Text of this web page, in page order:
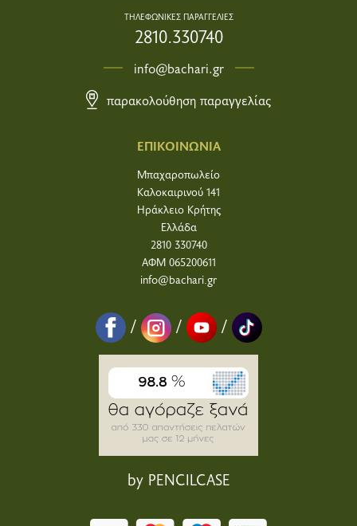
ΕΠΙΚΟΙΝΩΝΙΑ
Μπαχαροπωλείο
Καλοκαιρινού 141
Ηράκλειο Κρήτης
Ελλάδα
2810 330740
ΑΦΜ 065200611
info@bachari.gr
/ / /
by PENCILCASE
ΤΗΛΕΦΩΝΙΚΕΣ ΠΑΡΑΓΓΕΛΙΕΣ
2810.330740
info@bachari.gr
παρακολούθηση παραγγελίας